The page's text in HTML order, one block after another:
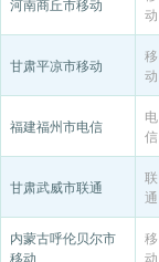
河南商丘市移动
动
甘肃平凉市移动
移
动
福建福州市电信
电
信
甘肃武威市联通
联
通
内蒙古呼伦贝尔市
移动
移
动